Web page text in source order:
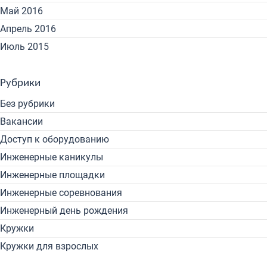
Май 2016
Апрель 2016
Июль 2015
Рубрики
Без рубрики
Вакансии
Доступ к оборудованию
Инженерные каникулы
Инженерные площадки
Инженерные соревнования
Инженерный день рождения
Кружки
Кружки для взрослых